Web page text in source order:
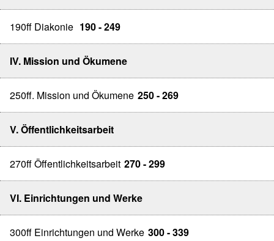
190ff Diakonie 190 - 249
IV. Mission und Ökumene
250ff. Mission und Ökumene 250 - 269
V. Öffentlichkeitsarbeit
270ff Öffentlichkeitsarbeit 270 - 299
VI. Einrichtungen und Werke
300ff Einrichtungen und Werke 300 - 339